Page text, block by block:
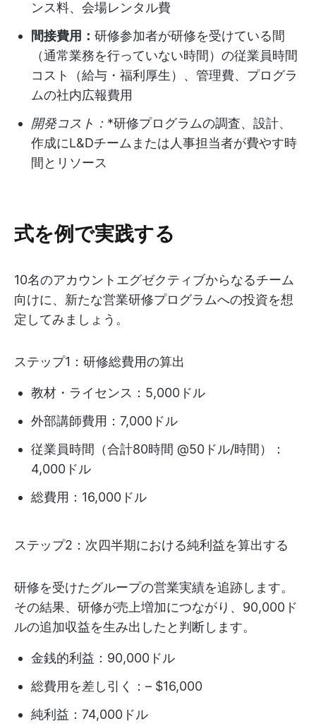
ンス料、会場レンタル費
間接費用： 研修参加者が研修を受けている間
（通常業務を行っていない時間）の従業員時間
コスト（給与・福利厚生）、管理費、プログラ
ムの社内広報費用
開発コスト： *研修プログラムの調査、設計、
作成にL&Dチームまたは人事担当者が費やす時
間とリソース
式を例で実践する
10名のアカウントエグゼクティブからなるチーム
向けに、新たな営業研修プログラムへの投資を想
定してみましょう。
ステップ1：研修総費用の算出
教材・ライセンス：5,000ドル
外部講師費用：7,000ドル
従業員時間（合計80時間 @50ドル/時間）：
4,000ドル
総費用：16,000ドル
ステップ2：次四半期における純利益を算出する
研修を受けたグループの営業実績を追跡します。
その結果、研修が売上増加につながり、90,000ド
ルの追加収益を生み出したと判断します。
金銭的利益：90,000ドル
総費用を差し引く：– $16,000
純利益：74,000ドル